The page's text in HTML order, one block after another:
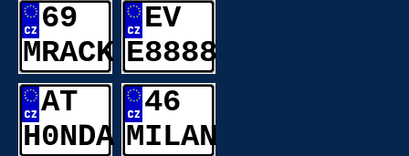
69
MRACK
EV
E8888
AT
H0NDA
46
MILAN